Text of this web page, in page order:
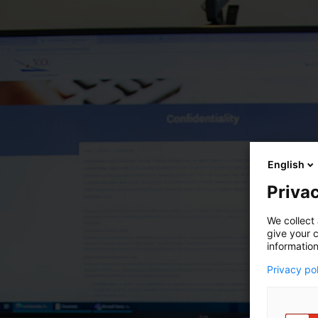
English
We
give your
Privacy